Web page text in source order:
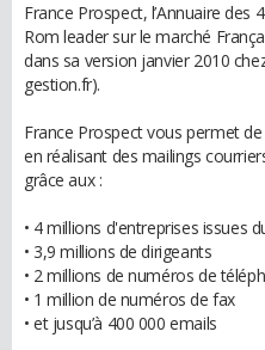
France Prospect, l’Annuaire des
Rom leader sur le marché
dans sa version janvier 2010
gestion.fr).
France Prospect vous permet
en réalisant des mailings
grâce aux :
• 4 millions d'entreprises issues
• 3,9 millions de dirigeants
• 2 millions de numéros de
• 1 million de numéros de fax
• et jusqu’à 400 000 emails